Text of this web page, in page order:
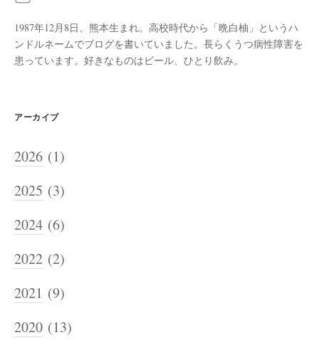
1987年12月8日、熊本生まれ。高校時代から「晩白柚」というハ
ンドルネームでブログを書いていました。長らくうつ病性障害を
患っています。好きなものはビール、ひとり飲み。
アーカイブ
2026 (1)
2025 (3)
2024 (6)
2022 (2)
2021 (9)
2020 (13)